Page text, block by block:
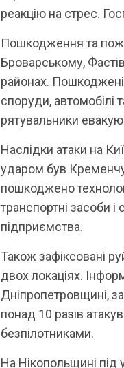
реакцію на стрес.
Пошкодження та
Броварському,
районах. Пошкоджені
споруди, автомобілі
рятувальники
Наслідки атаки на
ударом був
пошкоджено
транспортні засоби
підприємства.
Також зафіксовані
двох локаціях.
Дніпропетровщині,
понад 10 разів
безпілотниками.
На Нікопольщині під